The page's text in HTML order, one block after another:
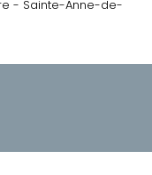
- Sainte-Anne-de-